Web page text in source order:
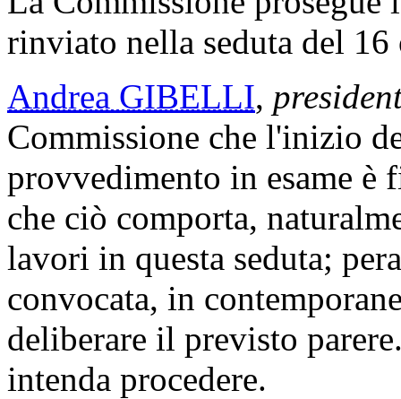
rinviato nella seduta del 16
Andrea GIBELLI,
Commissione che l'inizio
provvedimento in esame è
che ciò comporta,
lavori in questa seduta;
convocata, in
deliberare il previsto
intenda procedere.